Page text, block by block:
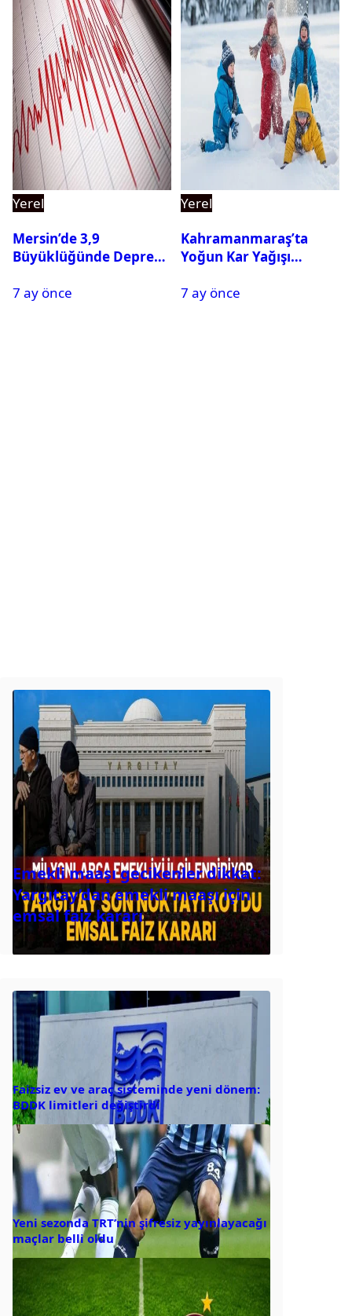
Yerel
Mersin’de 3,9
Büyüklüğünde Deprem
7 ay önce
Yerel
Kahramanmaraş’ta
Yoğun Kar Yağışı
Tatil
7 ay önce
Emekli maaşı gecikenler dikkat:
Yargıtay’dan emekli maaşı için
emsal faiz kararı
Faizsiz ev ve araç sisteminde yeni dönem:
BDDK limitleri değiştirdi
Yeni sezonda TRT’nin şifresiz yayınlayacağı
maçlar belli oldu